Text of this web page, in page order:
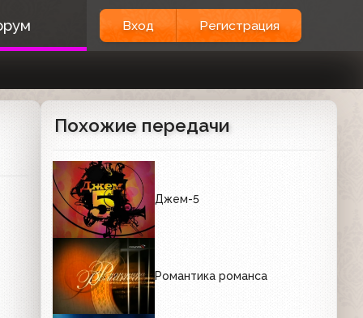
Вход Регистрация
Похожие передачи
Джем-5
Романтика романса